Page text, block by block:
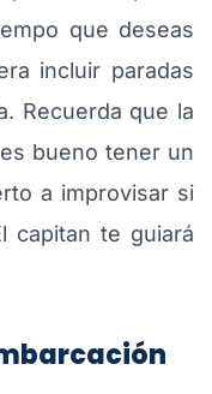
que deseas
incluir paradas
Recuerda que la
bueno tener un
a improvisar si
capitan te guiará